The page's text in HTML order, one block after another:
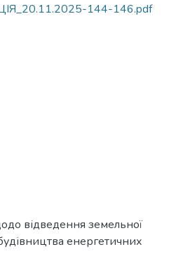
144-146.pdf
відведення земельної
енергетичних